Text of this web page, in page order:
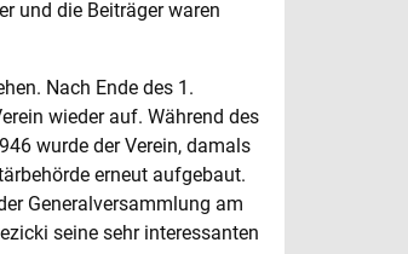
und die Beiträger waren
Nach Ende des 1.
wieder auf. Während des
wurde der Verein, damals
erneut aufgebaut.
Generalversammlung am
seine sehr interessanten